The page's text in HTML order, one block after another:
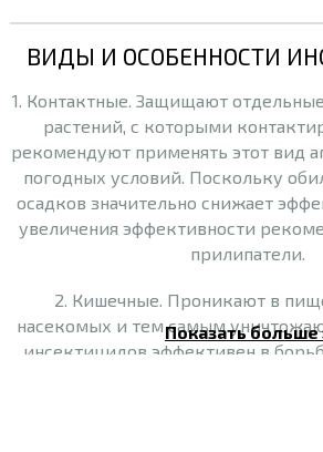
ВИДЫ И ОСОБЕННОСТИ
1. Контактные. Защищают
растений, с которыми
рекомендуют применять этот вид
погодных условий. Поскольку
осадков значительно снижает
увеличения эффективности
прилипатели.
2. Кишечные. Проникают в
насекомых и тем самым
инсектицидов эффективен в
Показать больше